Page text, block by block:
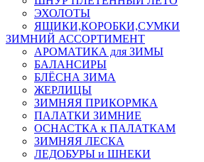
ЭХОЛОТЫ
ЯЩИКИ,КОРОБКИ,СУМКИ
ЗИМНИЙ АССОРТИМЕНТ
АРОМАТИКА для ЗИМЫ
БАЛАНСИРЫ
БЛЁСНА ЗИМА
ЖЕРЛИЦЫ
ЗИМНЯЯ ПРИКОРМКА
ПАЛАТКИ ЗИМНИЕ
ОСНАСТКА к ПАЛАТКАМ
ЗИМНЯЯ ЛЕСКА
ЛЕДОБУРЫ и ШНЕКИ